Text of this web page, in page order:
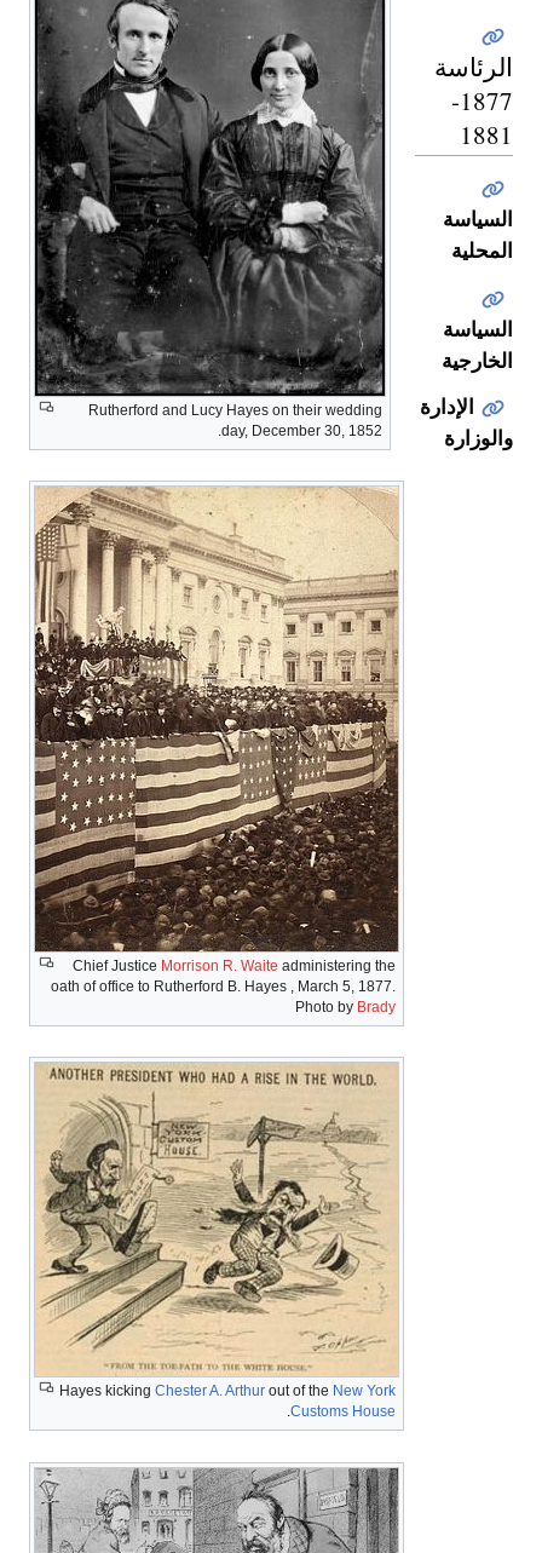
Rutherford and Lucy Hayes on their wedding
day, December 30, 1852.
الرئاسة
1877-
1881
Chief Justice Morrison R. Waite administering the
oath of office to Rutherford B. Hayes , March 5, 1877.
Photo by Brady
السياسة
المحلية
Hayes kicking Chester A. Arthur out of the New York
Customs House
.
السياسة
الخارجية
الإدارة
والوزارة